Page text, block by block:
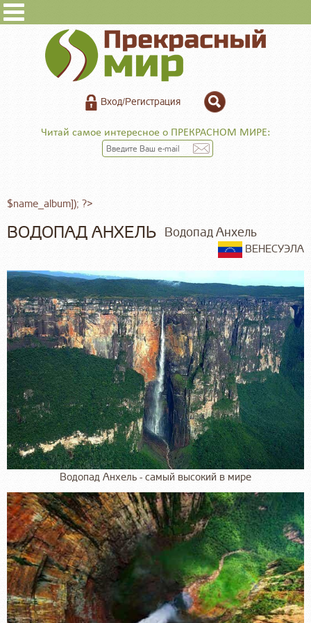
Вход/Регистрация
Читай самое интересное о ПРЕКРАСНОМ МИРЕ:
$name_album]); ?>
ВОДОПАД АНХЕЛЬ Водопад Анхель
ВЕНЕСУЭЛА
Водопад Анхель - самый высокий в мире